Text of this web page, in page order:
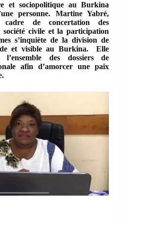
et sociopolitique au Burkina
personne. Martine Yabré,
cadre de concertation des
société civile et la participation
s’inquiète de la division de
et visible au Burkina. Elle
l’ensemble des dossiers de
afin d’amorcer une paix